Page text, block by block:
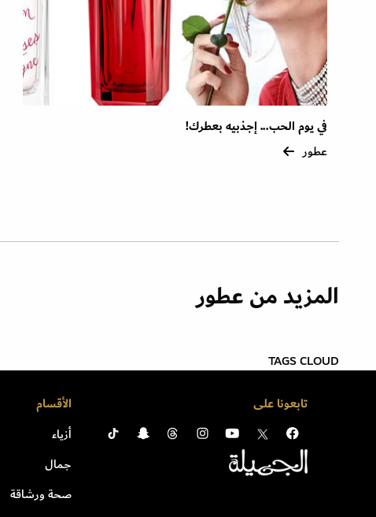
في يوم الحب... إجذبيه بعطرك!
عطور
المزيد من عطور
TAGS CLOUD
تابعونا على الأقسام
أزياء
جمال
صحة ورشاقة